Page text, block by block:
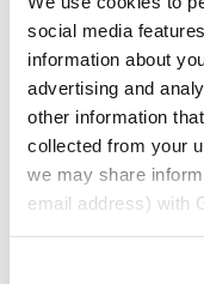
social media
information about
advertising and
other information
collected from your
we may share
email address) with
Daiwa
Pt150 | Right